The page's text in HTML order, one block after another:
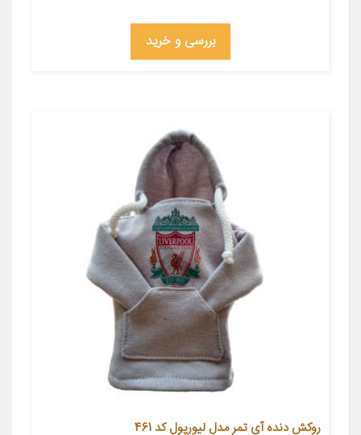
بررسی و خرید
روکش دنده آی تمر مدل لیورپول کد 461